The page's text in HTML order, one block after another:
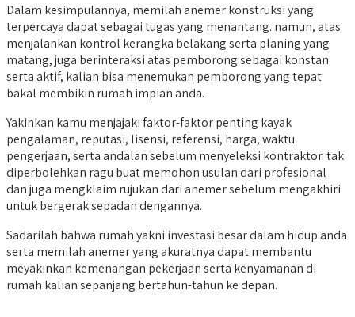
Dalam kesimpulannya, memilah anemer konstruksi yang
terpercaya dapat sebagai tugas yang menantang. namun, atas
menjalankan kontrol kerangka belakang serta planing yang
matang, juga berinteraksi atas pemborong sebagai konstan
serta aktif, kalian bisa menemukan pemborong yang tepat
bakal membikin rumah impian anda.
Yakinkan kamu menjajaki faktor-faktor penting kayak
pengalaman, reputasi, lisensi, referensi, harga, waktu
pengerjaan, serta andalan sebelum menyeleksi kontraktor. tak
diperbolehkan ragu buat memohon usulan dari profesional
dan juga mengklaim rujukan dari anemer sebelum mengakhiri
untuk bergerak sepadan dengannya.
Sadarilah bahwa rumah yakni investasi besar dalam hidup anda
serta memilah anemer yang akuratnya dapat membantu
meyakinkan kemenangan pekerjaan serta kenyamanan di
rumah kalian sepanjang bertahun-tahun ke depan.